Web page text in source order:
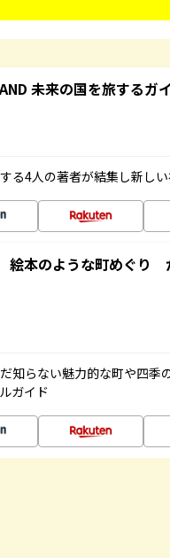
未来の国を旅するガ
る4人の著者が結集し新し
絵本のような町めぐり
知らない魅力的な町や四季
ガイド